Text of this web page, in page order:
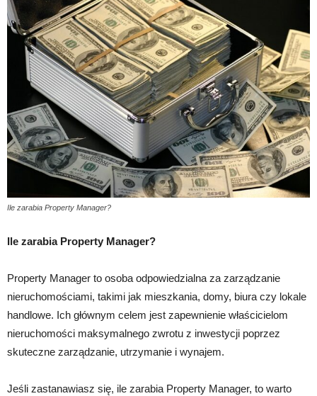
Ile zarabia Property Manager?
Ile zarabia Property Manager?
Property Manager to osoba odpowiedzialna za zarządzanie
nieruchomościami, takimi jak mieszkania, domy, biura czy lokale
handlowe. Ich głównym celem jest zapewnienie właścicielom
nieruchomości maksymalnego zwrotu z inwestycji poprzez
skuteczne zarządzanie, utrzymanie i wynajem.
Jeśli zastanawiasz się, ile zarabia Property Manager, to warto